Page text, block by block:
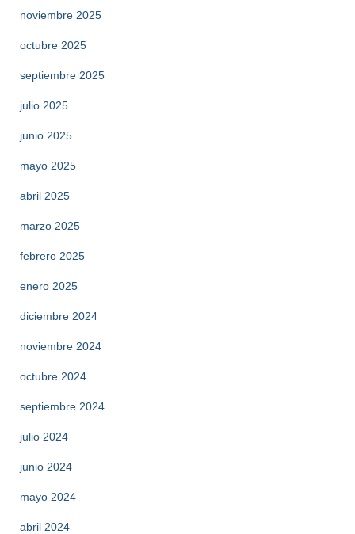
noviembre 2025
octubre 2025
septiembre 2025
julio 2025
junio 2025
mayo 2025
abril 2025
marzo 2025
febrero 2025
enero 2025
diciembre 2024
noviembre 2024
octubre 2024
septiembre 2024
julio 2024
junio 2024
mayo 2024
abril 2024